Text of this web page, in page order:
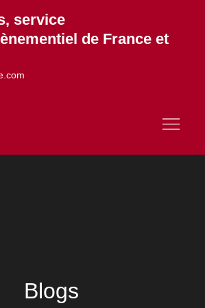
service
de France et
Blogs